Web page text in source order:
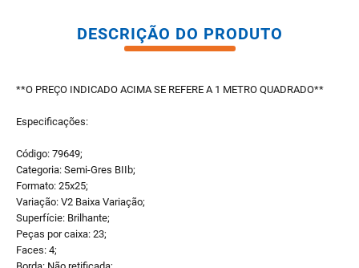
DESCRIÇÃO DO PRODUTO
**O PREÇO INDICADO ACIMA SE REFERE A 1 METRO QUADRADO**
Especificações:
Código: 79649;
Categoria: Semi-Gres BIIb;
Formato: 25x25;
Variação: V2 Baixa Variação;
Superfície: Brilhante;
Peças por caixa: 23;
Faces: 4;